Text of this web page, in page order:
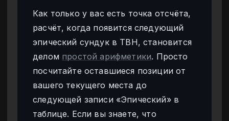
Как только у вас есть точка отсчёта,
расчёт, когда появится следующий
эпический сундук в TBH, становится
делом простой арифметики. Просто
посчитайте оставшиеся позиции от
вашего текущего места до
следующей записи «Эпический» в
таблице. Если вы знаете, что